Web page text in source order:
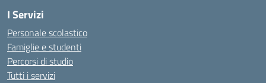
I Servizi
Personale scolastico
Famiglie e studenti
Percorsi di studio
Tutti i servizi